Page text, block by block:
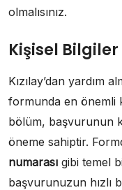
olmalısınız.
Kişisel Bilgiler
Kızılay’dan yardım
formunda en önemli
bölüm, başvurunun
öneme sahiptir.
numarası gibi temel
başvurunuzun hızlı